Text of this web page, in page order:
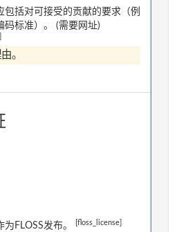
包括对可接受的贡献的要求（例
码标准）。 (需要网址)
。
FLOSS发布。 [floss_license]